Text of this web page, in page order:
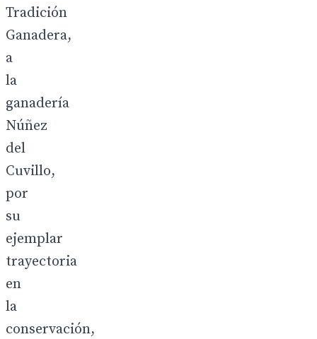
Tradición
Ganadera,
a
la
ganadería
Núñez
del
Cuvillo,
por
su
ejemplar
trayectoria
en
la
conservación,